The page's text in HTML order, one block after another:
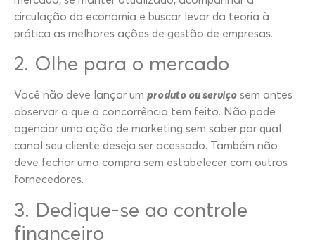
circulação da economia e buscar levar da teoria à
prática as melhores ações de gestão de empresas.
2. Olhe para o mercado
Você não deve lançar um produto ou serviço sem antes
observar o que a concorrência tem feito. Não pode
agenciar uma ação de marketing sem saber por qual
canal seu cliente deseja ser acessado. Também não
deve fechar uma compra sem estabelecer com outros
fornecedores.
3. Dedique-se ao controle
financeiro